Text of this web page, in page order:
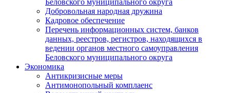
Беловского муниципального округа
Добровольная народная дружина
Кадровое обеспечение
Перечень информационных систем, банков
данных, реестров, регистров, находящихся в
ведении органов местного самоуправления
Беловского муниципального округа
Экономика
Антикризисные меры
Антимонопольный комплаенс